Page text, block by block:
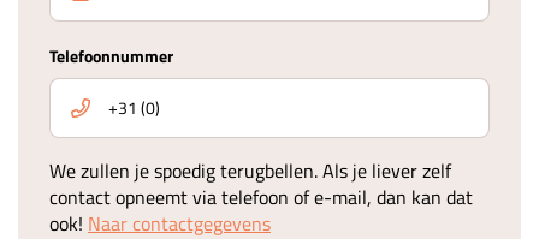
Telefoonnummer
We zullen je spoedig terugbellen. Als je liever zelf
contact opneemt via telefoon of e-mail, dan kan dat
ook! Naar contactgegevens